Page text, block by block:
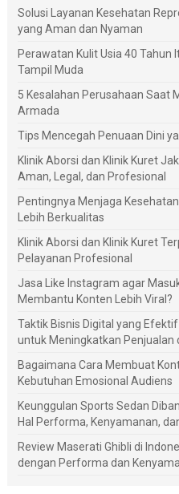
Solusi Layanan Kesehatan
yang Aman dan Nyaman
Perawatan Kulit Usia 40 Tahun
Tampil Muda
5 Kesalahan Perusahaan Saat
Armada
Tips Mencegah Penuaan Dini
Klinik Aborsi dan Klinik Kuret
Aman, Legal, dan Profesional
Pentingnya Menjaga
Lebih Berkualitas
Klinik Aborsi dan Klinik Kuret
Pelayanan Profesional
Jasa Like Instagram agar
Membantu Konten Lebih Viral?
Taktik Bisnis Digital yang
untuk Meningkatkan Penjualan
Bagaimana Cara Membuat
Kebutuhan Emosional Audiens
Keunggulan Sports Sedan
Hal Performa, Kenyamanan,
Review Maserati Ghibli di
dengan Performa dan